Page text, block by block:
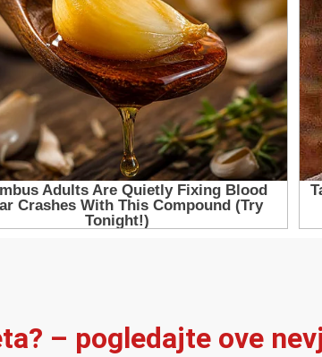
– pogledajte ove